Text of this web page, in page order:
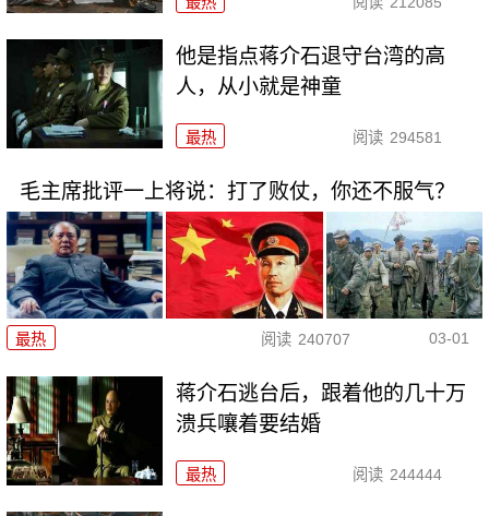
他是指点蒋介石退守台湾的高
人，从小就是神童
最热 阅读 294581
毛主席批评一上将说：打了败仗，你还不服气？
最热 阅读 240707 03-01
蒋介石逃台后，跟着他的几十万
溃兵嚷着要结婚
最热 阅读 244444